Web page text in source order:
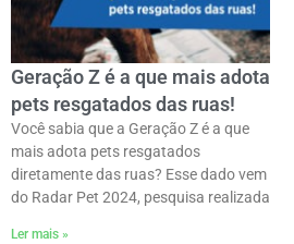
Geração Z é a que mais adota
pets resgatados das ruas!
Você sabia que a Geração Z é a que
mais adota pets resgatados
diretamente das ruas? Esse dado vem
do Radar Pet 2024, pesquisa realizada
Ler mais »